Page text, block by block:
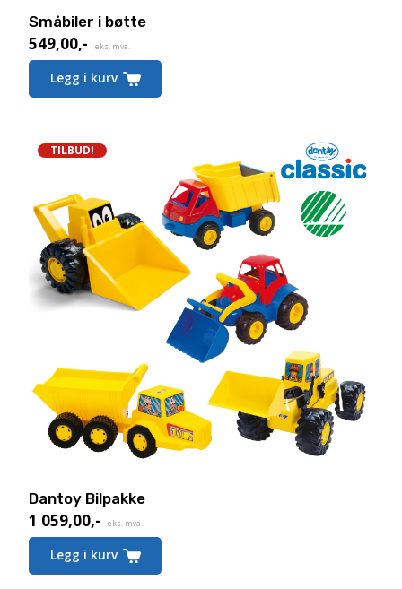
Småbiler i bøtte
549,00,- eks. mva.
Legg i kurv
TILBUD!
Dantoy Bilpakke
1 059,00,-
Nåværende
pris
eks. mva.
Legg i kurv